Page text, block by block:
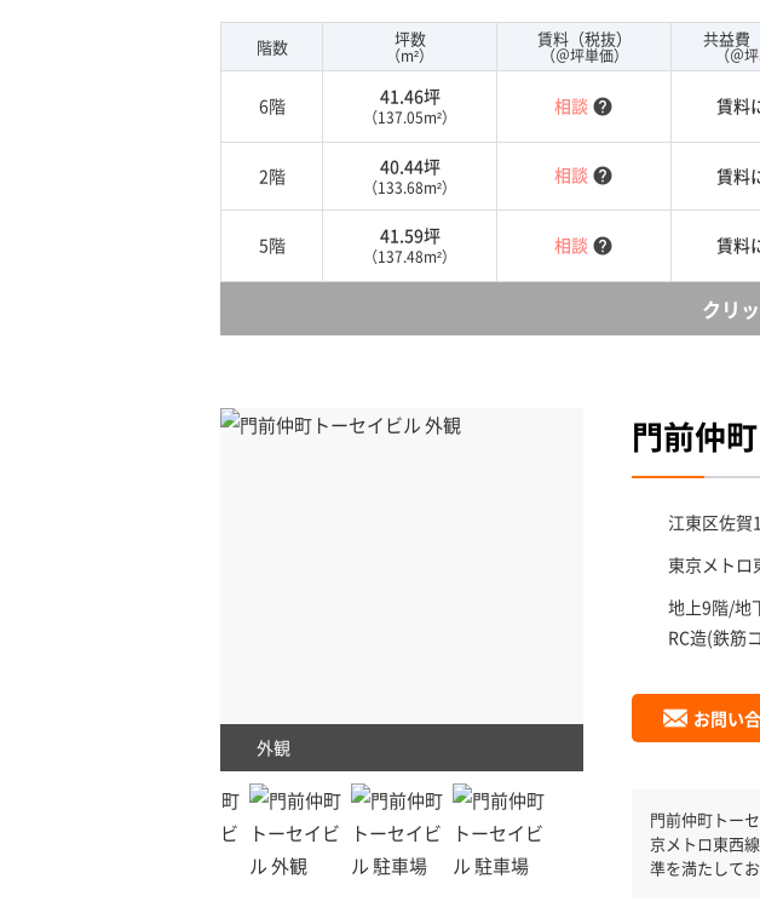
階数 坪数
（m²）
賃料（税抜）
（＠坪単価）
共益費
（＠
6階 41.46坪
（137.05m²） 相談 help 賃料
2階 40.44坪
（133.68m²）
相談 help 賃料
5階 41.59坪
（137.48m²） 相談 help 賃料
クリ
門前仲
外観
江東区佐賀
東京メトロ
地上9階/地
RC造(鉄筋
お問い
門前仲町トーセイ
京メトロ東西
準を満たして